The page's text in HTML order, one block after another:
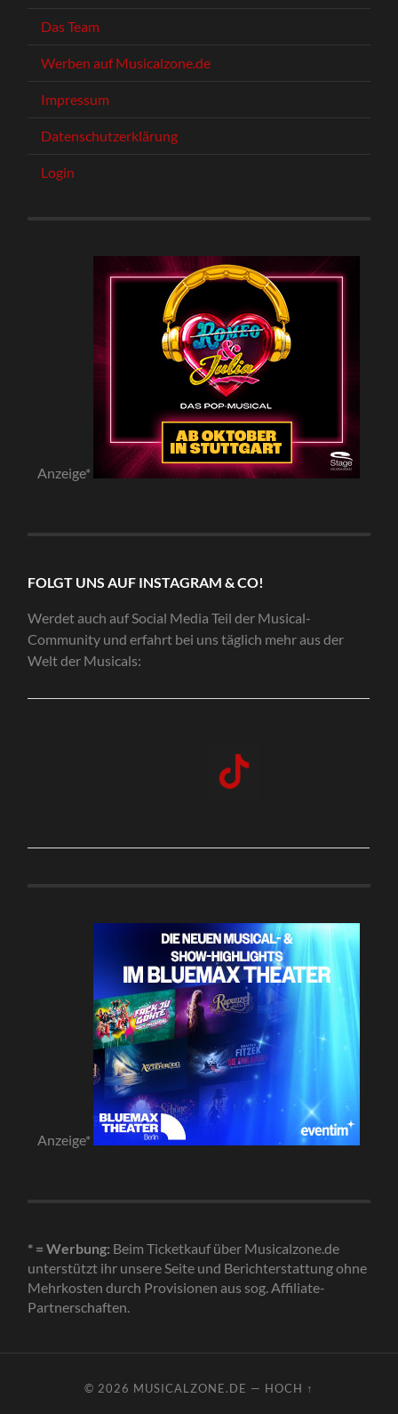
Das Team
Werben auf Musicalzone.de
Impressum
Datenschutzerklärung
Login
Anzeige*
FOLGT UNS AUF INSTAGRAM & CO!
Werdet auch auf Social Media Teil der Musical-
Community und erfahrt bei uns täglich mehr aus der
Welt der Musicals:
Anzeige*
* = Werbung: Beim Ticketkauf über Musicalzone.de
unterstützt ihr unsere Seite und Berichterstattung ohne
Mehrkosten durch Provisionen aus sog. Affiliate-
Partnerschaften.
© 2026 MUSICALZONE.DE — HOCH ↑